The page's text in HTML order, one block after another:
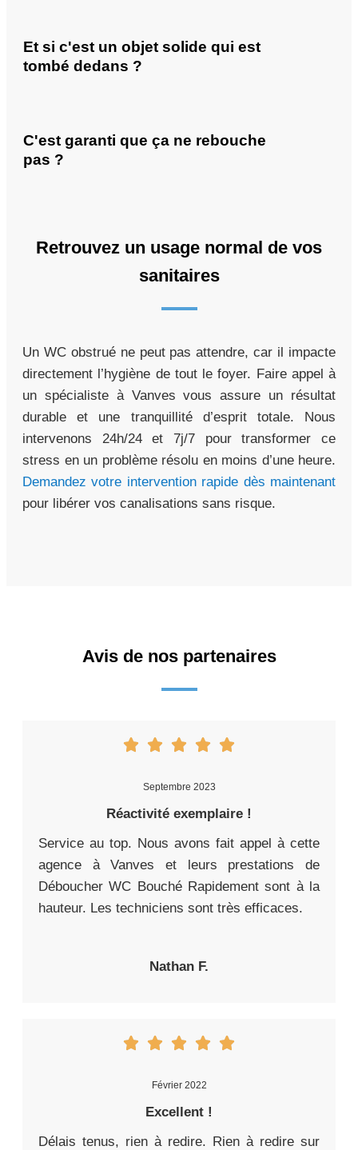
Et si c'est un objet solide qui est
tombé dedans ?
C'est garanti que ça ne rebouche
pas ?
Retrouvez un usage normal de vos
sanitaires
Un WC obstrué ne peut pas attendre, car il impacte
directement l’hygiène de tout le foyer. Faire appel à
un spécialiste à Vanves vous assure un résultat
durable et une tranquillité d’esprit totale. Nous
intervenons 24h/24 et 7j/7 pour transformer ce
stress en un problème résolu en moins d’une heure.
Demandez votre intervention rapide dès maintenant
pour libérer vos canalisations sans risque.
Avis de nos partenaires
Septembre 2023
Réactivité exemplaire !
Service au top. Nous avons fait appel à cette
agence à Vanves et leurs prestations de
Déboucher WC Bouché Rapidement sont à la
hauteur. Les techniciens sont très efficaces.
Nathan F.
Février 2022
Excellent !
Délais tenus, rien à redire. Rien à redire sur